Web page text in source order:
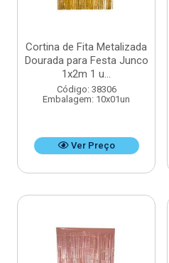
Cortina de Fita Metalizada
Dourada para Festa Junco
1x2m 1 u...
Código: 38306
Embalagem: 10x01un
Ver Preço